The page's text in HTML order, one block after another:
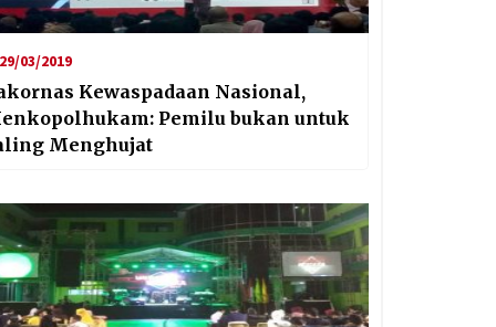
03/2019
Kewaspadaan Nasional,
Pemilu bukan untuk
Menghujat